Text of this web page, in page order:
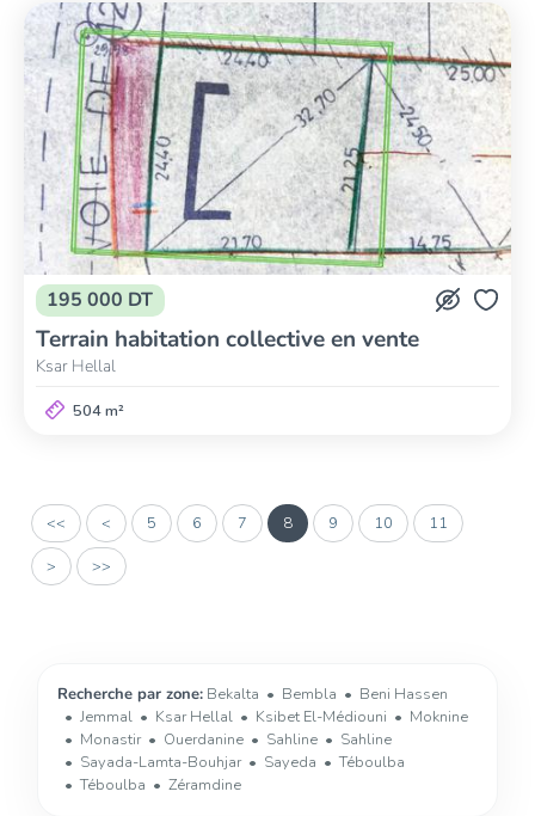
195 000 DT
Terrain habitation collective en vente
Ksar Hellal
504 m²
<< < 5 6 7 8 9 10
11
>
>>
Recherche par zone: Bekalta Bembla
Beni Hassen
Jemmal
Ksar Hellal Ksibet El-Médiouni
Moknine
Monastir
Ouerdanine Sahline
Sahline
Sayada-Lamta-Bouhjar
Sayeda
Téboulba
Téboulba
Zéramdine